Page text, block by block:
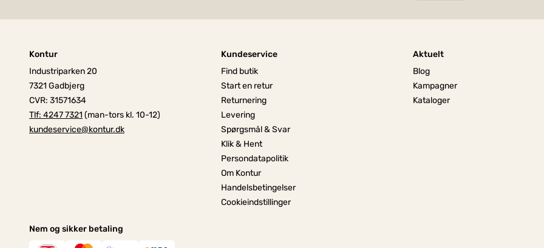
Kontur
Industriparken 20
7321 Gadbjerg
CVR: 31571634
Tlf: 4247 7321 (man-tors kl. 10-12)
kundeservice@kontur.dk
Kundeservice
Find butik
Start en retur
Returnering
Levering
Spørgsmål & Svar
Klik & Hent
Persondatapolitik
Om Kontur
Handelsbetingelser
Cookieindstillinger
Aktuelt
Blog
Kampagner
Kataloger
Nem og sikker betaling